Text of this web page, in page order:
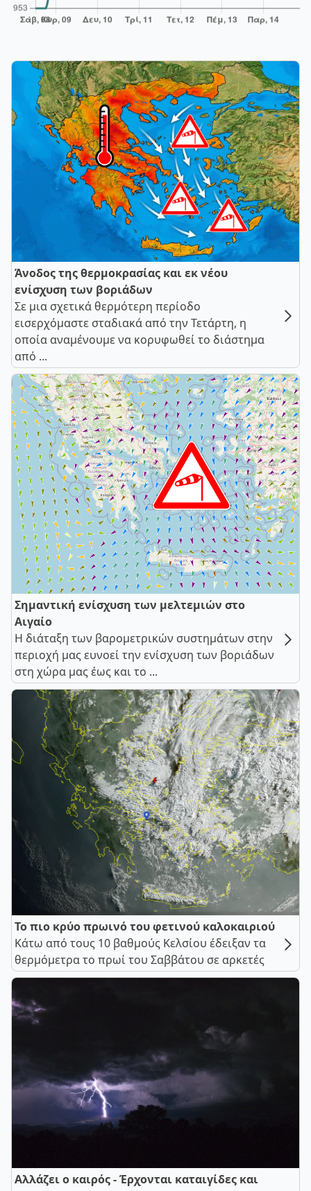
Άνοδος της θερμοκρασίας και εκ νέου
ενίσχυση των βοριάδων
Σε μια σχετικά θερμότερη περίοδο
εισερχόμαστε σταδιακά από την Τετάρτη, η
οποία αναμένουμε να κορυφωθεί το διάστημα
από ...
Σημαντική ενίσχυση των μελτεμιών στο
Αιγαίο
Η διάταξη των βαρομετρικών συστημάτων στην
περιοχή μας ευνοεί την ενίσχυση των βοριάδων
στη χώρα μας έως και το ...
Το πιο κρύο πρωινό του φετινού καλοκαιριού
Κάτω από τους 10 βαθμούς Κελσίου έδειξαν τα
θερμόμετρα το πρωί του Σαββάτου σε αρκετές
Αλλάζει ο καιρός - Έρχονται καταιγίδες και